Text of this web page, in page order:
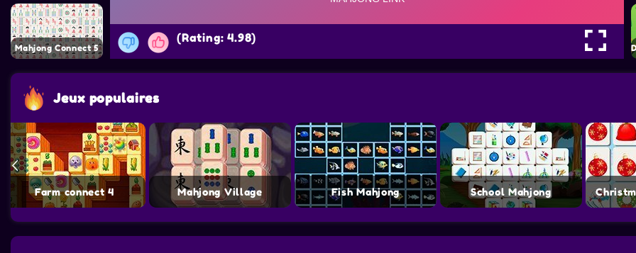
Mahjong Connect 5
(Rating: 4.98)
Jeux populaires
Farm connect 4 Mahjong Village Fish Mahjong School Mahjong